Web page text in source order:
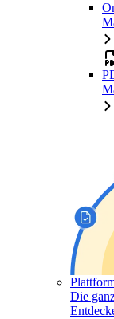
Die